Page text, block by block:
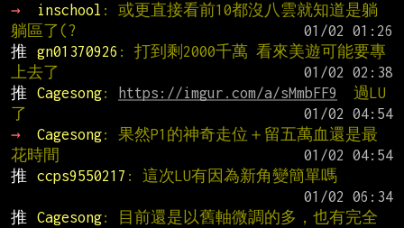
→
inschool : 或更直接看前10都沒八雲就知道是躺
躺區了(?
推
gn01370926 : 打到剩2000千萬 看來美遊可能要專
上去了
推
Cagesong: https://imgur.com/a/sMmbFF9
  過LU
了
→
Cagesong: 果然P1的神奇走位＋留五萬血還是最
花時間
推
ccps9550217 : 這次LU有因為新角變簡單嗎
推
Cagesong: 目前還是以舊軸微調的多，也有完全